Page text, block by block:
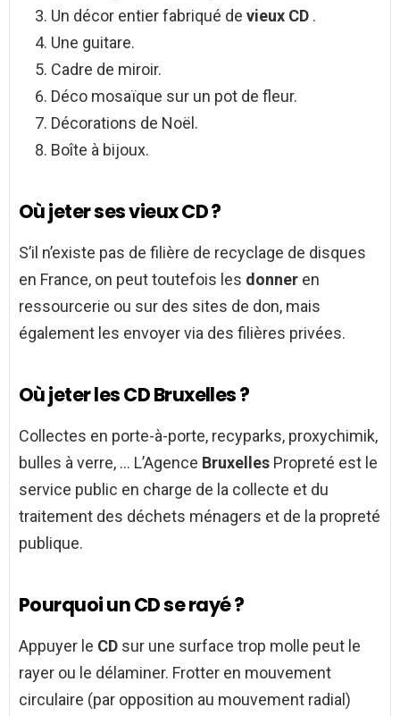
Un décor entier fabriqué de vieux CD .
Une guitare.
Cadre de miroir.
Déco mosaïque sur un pot de fleur.
Décorations de Noël.
Boîte à bijoux.
Où jeter ses vieux CD ?
S’il n’existe pas de filière de recyclage de disques
en France, on peut toutefois les donner en
ressourcerie ou sur des sites de don, mais
également les envoyer via des filières privées.
Où jeter les CD Bruxelles ?
Collectes en porte-à-porte, recyparks, proxychimik,
bulles à verre, … L’Agence Bruxelles Propreté est le
service public en charge de la collecte et du
traitement des déchets ménagers et de la propreté
publique.
Pourquoi un CD se rayé ?
Appuyer le CD sur une surface trop molle peut le
rayer ou le délaminer. Frotter en mouvement
circulaire (par opposition au mouvement radial)